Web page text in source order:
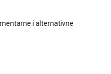
i alternativne